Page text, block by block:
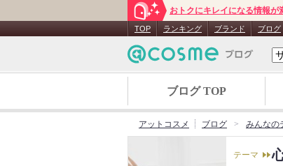
おトクにキレイになる情報が
TOP ランキング ブランド ブログ
ブログ TOP
アットコスメ ブログ みんなの
テーマ